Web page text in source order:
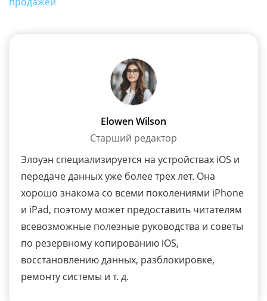
Elowen Wilson
Старший редактор
Элоуэн специализируется на устройствах iOS и
передаче данных уже более трех лет. Она
хорошо знакома со всеми поколениями iPhone
и iPad, поэтому может предоставить читателям
всевозможные полезные руководства и советы
по резервному копированию iOS,
восстановлению данных, разблокировке,
ремонту системы и т. д.